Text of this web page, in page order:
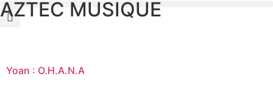
AZTEC MUSIQUE
Yoan : O.H.A.N.A